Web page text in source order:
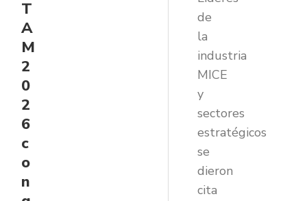
T
A
M
2
0
2
6
c
o
n
de
la
industria
MICE
y
sectores
estratégicos
se
dieron
cita